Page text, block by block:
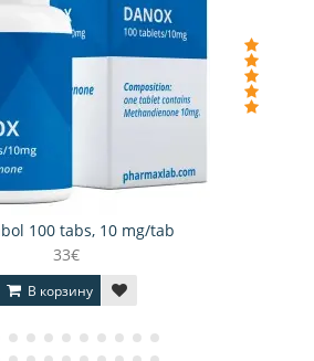
100 tabs, 10 mg/tab
33€
В корзину